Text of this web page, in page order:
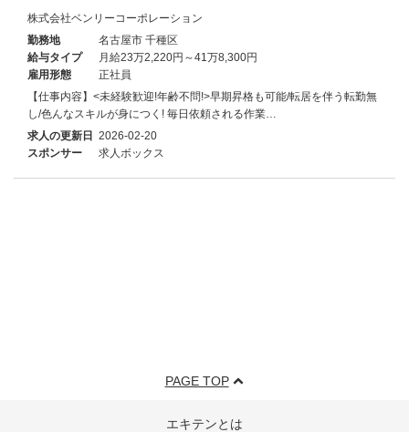
株式会社ベンリーコーポレーション
勤務地
名古屋市 千種区
給与タイプ
月給23万2,220円～41万8,300円
雇用形態
正社員
【仕事内容】<未経験歓迎!年齢不問!>早期昇格も可能/転居を伴う転勤無
し/色んなスキルが身につく! 毎日依頼される作業…
求人の更新日 2026-02-20
スポンサー
求人ボックス
PAGE TOP
エキテンとは